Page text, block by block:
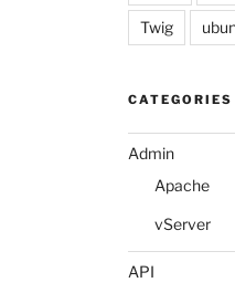
Twig
CATEGORIES
Admin
Apache
vServer
API